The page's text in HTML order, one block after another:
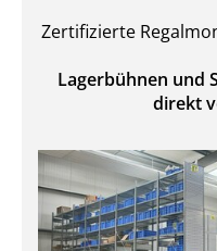
Zertifizierte
Lagerbühnen und
direkt